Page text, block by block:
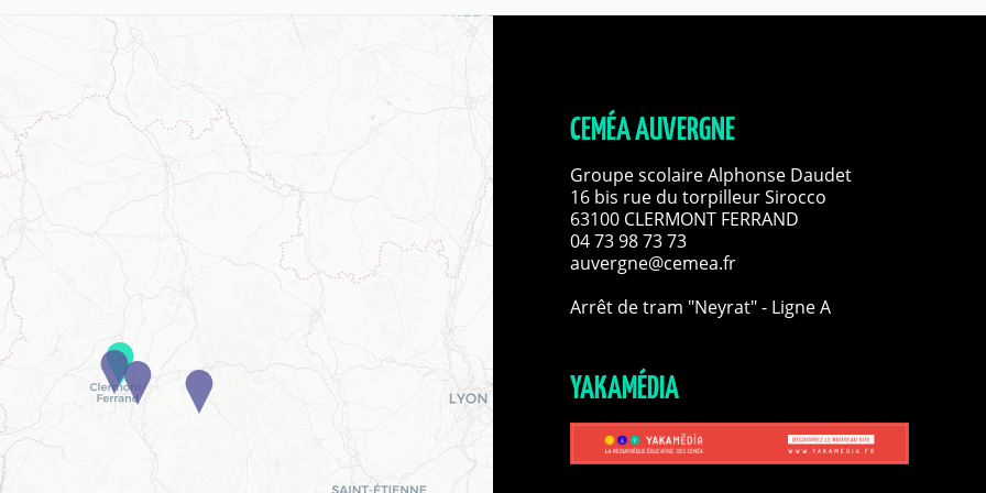
CEMÉA AUVERGNE
Groupe scolaire Alphonse Daudet
16 bis rue du torpilleur Sirocco
63100 CLERMONT FERRAND
04 73 98 73 73
auvergne@cemea.fr
Arrêt de tram "Neyrat" - Ligne A
YAKAMÉDIA